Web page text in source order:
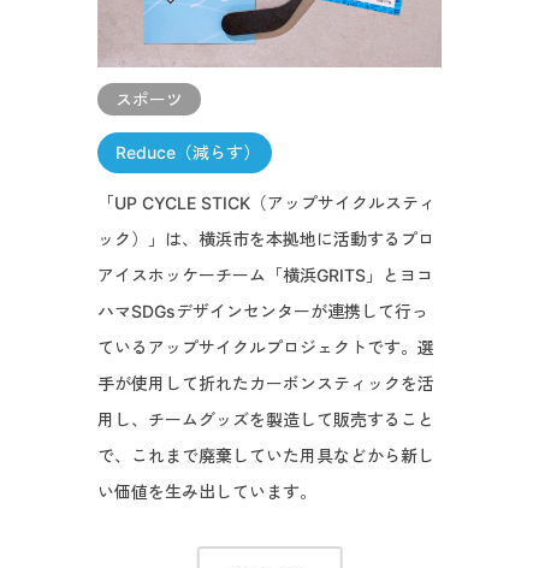
スポーツ
Reduce（減らす）
「UP CYCLE STICK（アップサイクルスティ
ック）」は、横浜市を本拠地に活動するプロ
アイスホッケーチーム「横浜GRITS」とヨコ
ハマSDGsデザインセンターが連携して行っ
ているアップサイクルプロジェクトです。選
手が使用して折れたカーボンスティックを活
用し、チームグッズを製造して販売すること
で、これまで廃棄していた用具などから新し
い価値を生み出しています。